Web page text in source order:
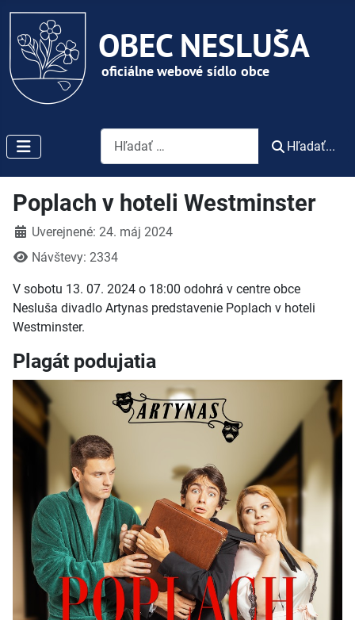
Vyhľadávanie
Hľadať...
Poplach v hoteli Westminster
DetailyUverejnené: 24. máj 2024
Návštevy: 2334
V sobotu 13. 07. 2024 o 18:00 odohrá v centre obce
Nesluša divadlo Artynas predstavenie Poplach v hoteli
Westminster.
Plagát podujatia